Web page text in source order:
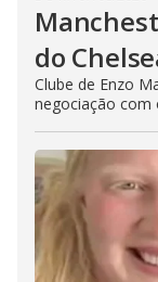
do
Clube de Enzo
negociação com